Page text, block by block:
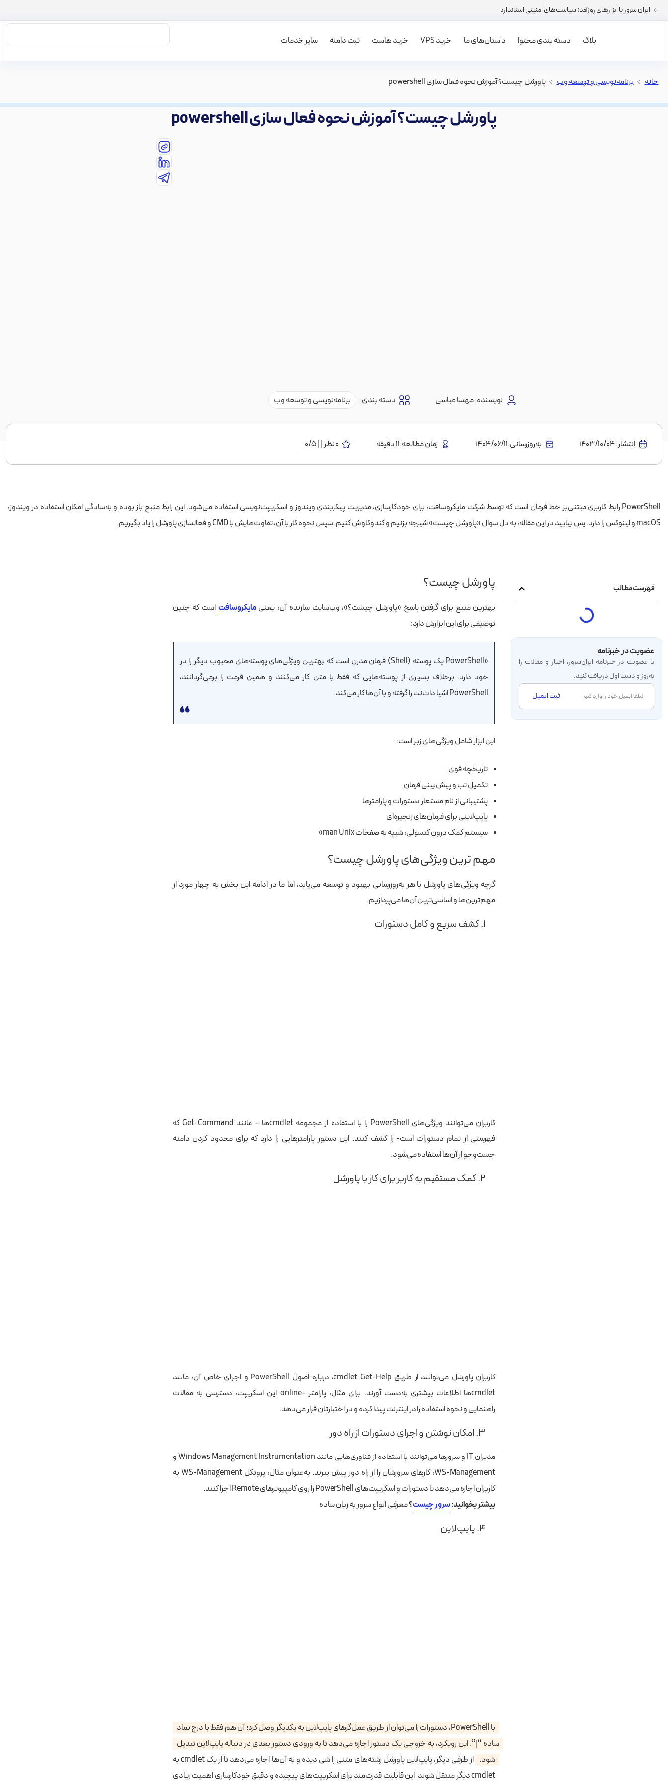
ایران سرور با ابزارهای روزآمد؛ سیاست‌های امنیتی استاندارد
بلاگ دسته بندی محتوا داستان‌های ما خرید VPS خرید هاست ثبت دامنه سایر خدمات
خانه > برنامه‌نویسی و توسعه وب > پاورشل چیست؟ آموزش نحوه فعال سازی powershell
پاورشل چیست؟ آموزش نحوه فعال سازی powershell
نویسنده:مهسا عباسی دسته بندی: برنامه‌نویسی و توسعه وب
انتشار:1403/10/04 به‌روز‌رسانی:۱۴۰۴/۰۶/۱۱ زمان مطالعه:11 دقیقه 0 نظر | | 0/5
PowerShell رابط کاربری مبتنی‌بر خط فرمان است که توسط شرکت مایکروسافت، برای خودکارسازی، مدیریت پیکربندی ویندوز و اسکریپت‌نویسی استفاده می‌شود. این رابط منبع باز بوده و به‌سادگی امکان استفاده در ویندوز،
macOS و لینوکس را دارد.
پس بیایید در این مقاله، به دل سوال «پاورشل چیست» شیرجه بزنیم و کندوکاوش کنیم. سپس نحوه کار با آن، تفاوت‌هایش با CMD و فعالسازی پاورشل را یاد بگیریم.
فهرست مطالب
عضویت در خبرنامه
با عضویت در خبرنامه‌ ایران‌سرور، اخبار و مقالات را
به‌روز و دست اول دریافت کنید.
ثبت ایمیل
پاورشل چیست؟
بهترین منبع برای گرفتن پاسخ «پاورشل چیست؟»، وب‌سایت سازنده آن، یعنیمایکروسافت است که چنین
توصیفی برای این ابزارش دارد:
«PowerShell یک پوسته (Shell) فرمان مدرن است که بهترین ویژگی‌های پوسته‌های محبوب دیگر را در
خود دارد. برخلاف بسیاری از پوسته‌هایی که فقط با متن کار می‌کنند و همین فرمت را برمی‌گردانند،
PowerShell اشیا دات‌نت را گرفته و با آن‌ها کار می‌کند.
این ابزار شامل ویژگی‌های زیر است:
تاریخچه قوی
تکمیل تب و پیش‌بینی فرمان
پشتیبانی از نام مستعار دستورات و پارامترها
پایپ‌لاینی برای فرمان‌های زنجیره‌ای
سیستم کمک درون کنسولی، شبیه به صفحات man Unix»
مهم ترین ویژگی‌های پاورشل چیست؟
گرچه ویژگی‌های پاورشل با هر به‌روزرسانی بهبود و توسعه می‌یابد، اما ما در ادامه این بخش به چهار مورد از
مهم‌ترین‌ها و اساسی‌ترین آن‌ها می‌پردازیم.
۱. کشف سریع و کامل دستورات
کاربران می‌توانند ویژگی‌های PowerShell را با استفاده از مجموعه cmdlet‌ها – مانند Get-Command که
فهرستی از تمام دستورات است- را کشف کنند. این دستور پارامترهایی را دارد که برای محدود کردن دامنه
جست‌وجو از آن‌ها استفاده می‌شود.
۲. کمک‌ مستقیم به کاربر برای کار با پاورشل
کاربران پاورشل می‌توانند از طریق cmdlet Get-Help، درباره اصول PowerShell و اجزای خاص آن، مانند
cmdletها اطلاعات بیشتری به‌دست آورند. برای مثال، پارامتر -online این اسکریپت، دسترسی به مقالات
راهنمایی و نحوه استفاده را در اینترنت پیدا کرده و در اختیارتان قرار می‌دهد.
۳. امکان نوشتن و اجرای دستورات از راه دور
مدیران IT و سرورها می‌توانند با استفاده از فناوری‌هایی مانند Windows Management Instrumentation و
WS-Management، کارهای سرورشان را از راه دور پیش ببرند. به‌عنوان مثال، پروتکل WS-Management به
کاربران اجازه می‌دهد تا دستورات و اسکریپت‌های PowerShell را روی کامپیوترهای Remote اجرا کنند.
بیشتر بخوانید:سرور چیست؟معرفی انواع سرور به زبان ساده
۴. پایپ‌لاین
با PowerShell، دستورات را می‌توان از طریق عمل‌گرهای پایپ‌لاین به یکدیگر وصل کرد؛ آن هم فقط با درج نماد
ساده “|”. این رویکرد، به خروجی یک دستور اجازه می‌دهد تا به ورودی دستور بعدی در دنباله پایپ‌لاین تبدیل
شود.
از طرفی دیگر، پایپ‌لاین پاورشل رشته‌های متنی را شی دیده و به آن‌ها اجازه می‌دهد تا از یک cmdlet به
cmdlet دیگر منتقل شوند. این قابلیت قدرت‌مند برای اسکریپت‌های پیچیده و دقیق خودکارسازی اهمیت زیادی